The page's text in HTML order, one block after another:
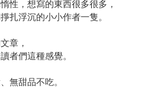
性，想寫的東西很多很多，
扎浮沉的小小作者一隻。
章，
者們這種感覺。
無甜品不吃。